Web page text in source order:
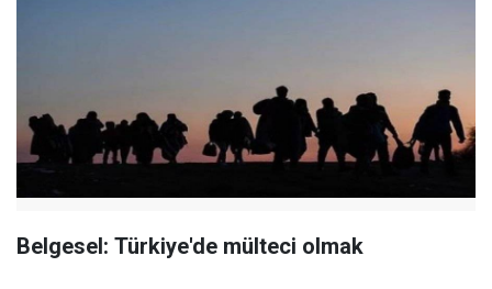
Belgesel: Türkiye'de mülteci olmak